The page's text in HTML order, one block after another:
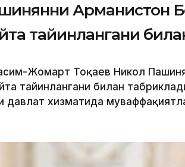
Арманистон
тайинлангани
Жомарт Тоқаев Никол
тайинлангани билан
давлат хизматида